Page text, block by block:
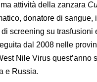
attività della zanzara
donatore di
di screening su
dal 2008 nelle
Nile Virus quest’anno
e Russia.